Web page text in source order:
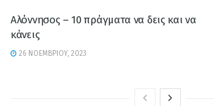
Αλόννησος – 10 πράγματα να δεις και να
κάνεις
26 ΝΟΕΜΒΡΊΟΥ, 2023